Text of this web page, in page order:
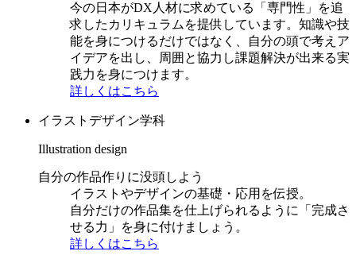
今の日本がDX人材に求めている「専門性」を追
求したカリキュラムを提供しています。知識や技
能を身につけるだけではなく、自分の頭で考えア
イデアを出し、周囲と協力し課題解決が出来る実
践力を身につけます。
詳しくはこちら
イラストデザイン学科
Illustration design
自分の作品作りに没頭しよう
イラストやデザインの基礎・応用を伝授。
自分だけの作品集を仕上げられるように「完成さ
せる力」を身に付けましょう。
詳しくはこちら